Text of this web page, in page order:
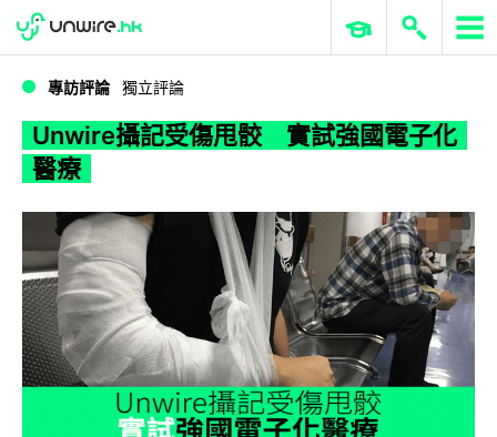
Unwire攝記受傷甩骹 實試強國電子化醫療
WWDC 2026 ERP 與商業 AI
專訪評論 獨立評論
Unwire攝記受傷甩骹 實試強國電子化
醫療